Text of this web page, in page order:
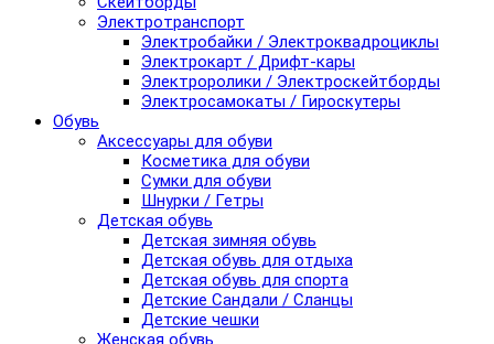
Электротранспорт
Электробайки / Электроквадроциклы
Электрокарт / Дрифт-кары
Электроролики / Электроскейтборды
Электросамокаты / Гироскутеры
Обувь
Аксессуары для обуви
Косметика для обуви
Сумки для обуви
Шнурки / Гетры
Детская обувь
Детская зимняя обувь
Детская обувь для отдыха
Детская обувь для спорта
Детские Сандали / Сланцы
Детские чешки
Женская обувь